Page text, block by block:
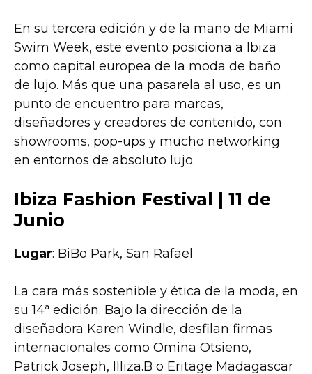
En su tercera edición y de la mano de Miami
Swim Week, este evento posiciona a Ibiza
como capital europea de la moda de baño
de lujo. Más que una pasarela al uso, es un
punto de encuentro para marcas,
diseñadores y creadores de contenido, con
showrooms, pop-ups y mucho networking
en entornos de absoluto lujo.
Ibiza Fashion Festival | 11 de
Junio
Lugar: BiBo Park, San Rafael
La cara más sostenible y ética de la moda, en
su 14ª edición. Bajo la dirección de la
diseñadora Karen Windle, desfilan firmas
internacionales como Omina Otsieno,
Patrick Joseph, Illiza.B o Eritage Madagascar